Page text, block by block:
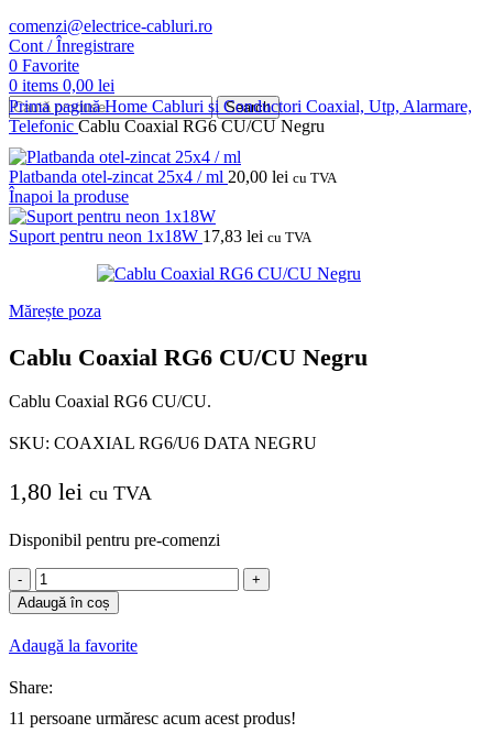
comenzi@electrice-cabluri.ro
Cont / Înregistrare
0 Favorite
0 items 0,00 lei
Search
Prima paginăHome Cabluri si Conductori Coaxial, Utp, Alarmare,
Telefonic Cablu Coaxial RG6 CU/CU Negru
Platbanda otel-zincat 25x4 / ml 20,00 lei cu TVA
Înapoi la produse
Suport pentru neon 1x18W 17,83 lei cu TVA
Mărește poza
Cablu Coaxial RG6 CU/CU Negru
Cablu Coaxial RG6 CU/CU.
SKU: COAXIAL RG6/U6 DATA NEGRU
1,80 lei cu TVA
Disponibil pentru pre-comenzi
Cantitate
Cablu
Coaxial
RG6
CU/CU
Adaugă în coș
Adaugă la favorite
Share:
11 persoane urmăresc acum acest produs!